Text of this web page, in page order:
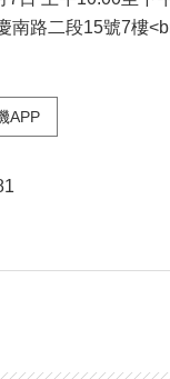
南路二段15號7樓
APP